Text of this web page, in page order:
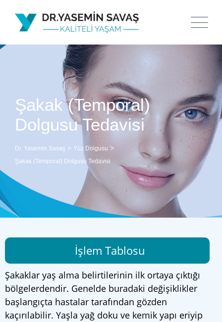
Şakak (Temporal)
Dolgusu Tedavisi
Dr. Yasemin Savaş > Yüz Dolgusu >
Şakak (Temporal) Dolgusu Tedavisi
İşlem Tablosu
Şakaklar yaş alma belirtilerinin ilk ortaya çıktığı
bölgelerdendir. Genelde buradaki değişiklikler
başlangıçta hastalar tarafından gözden
kaçırılabilir. Yaşla yağ doku ve kemik yapı eriyip